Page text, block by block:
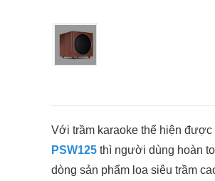
Với trầm karaoke thể hiện
PSW125 thì người dùng hoàn
dòng sản phẩm loa siêu trầm